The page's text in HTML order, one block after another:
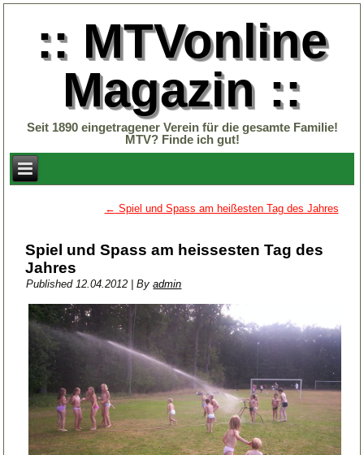
:: MTVonline
Magazin ::
Seit 1890 eingetragener Verein für die gesamte Familie!
MTV? Finde ich gut!
← Spiel und Spass am heißesten Tag des Jahres
Spiel und Spass am heissesten Tag des
Jahres
Published 12.04.2012 |By admin